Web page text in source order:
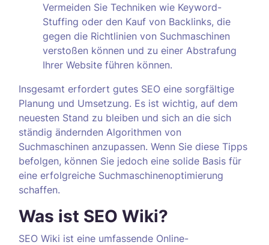
Vermeiden Sie Techniken wie Keyword-
Stuffing oder den Kauf von Backlinks, die
gegen die Richtlinien von Suchmaschinen
verstoßen können und zu einer Abstrafung
Ihrer Website führen können.
Insgesamt erfordert gutes SEO eine sorgfältige
Planung und Umsetzung. Es ist wichtig, auf dem
neuesten Stand zu bleiben und sich an die sich
ständig ändernden Algorithmen von
Suchmaschinen anzupassen. Wenn Sie diese Tipps
befolgen, können Sie jedoch eine solide Basis für
eine erfolgreiche Suchmaschinenoptimierung
schaffen.
Was ist SEO Wiki?
SEO Wiki ist eine umfassende Online-